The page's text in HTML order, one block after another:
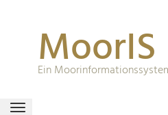
MoorIS
Ein